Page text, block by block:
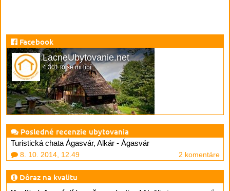
Facebook
LacneUbytovanie.net
4 301 to se mi líbí
Posledné recenzie ubytovania
Turistická chata Ágasvár, Alkár - Ágasvár
8. 10. 2014, 12.49 2 komentáre
Dôraz na kvalitu